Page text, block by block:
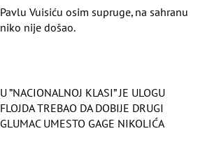
Pavlu Vuisiću osim supruge, na sahranu
niko nije došao.
U ”NACIONALNOJ KLASI” JE ULOGU
FLOJDA TREBAO DA DOBIJE DRUGI
GLUMAC UMESTO GAGE NIKOLIĆA